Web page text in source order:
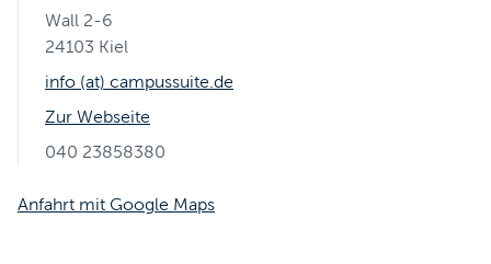
Wall 2-6
24103 Kiel
info (at) campussuite.de
Zur Webseite
040 23858380
Anfahrt mit Google Maps